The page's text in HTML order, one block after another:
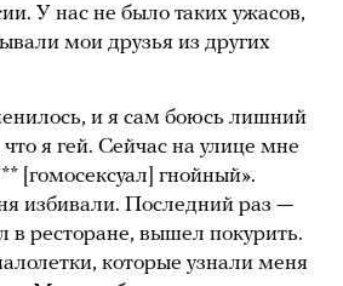
У нас не было таких ужасов,
мои друзья из других
и я сам боюсь лишний
я гей. Сейчас на улице мне
[гомосексуал] гнойный».
избивали. Последний раз —
в ресторане, вышел покурить.
которые узнали меня